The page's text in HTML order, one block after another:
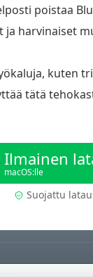
poistaa
harvinaiset
kuten
tätä
Ilmainen
macOS:lle
Suojattu